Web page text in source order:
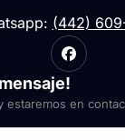
(442)
estaremos en